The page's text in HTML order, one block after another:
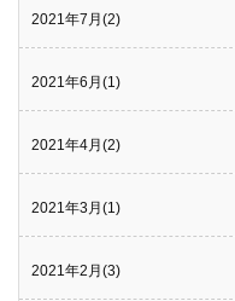
2021年7月(2)
2021年6月(1)
2021年4月(2)
2021年3月(1)
2021年2月(3)